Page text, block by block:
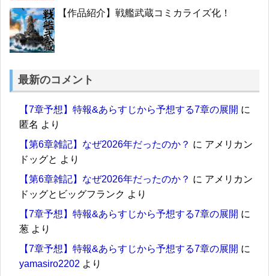
【作品紹介】戦艦武蔵コミカライズ化！
最新のコメント
【7章予想】特報&あらすじから予想する7章の展開 に
匿名 より
【第6章雑記】なぜ2026年だったのか？ に アメリカン
ドッグと より
【第6章雑記】なぜ2026年だったのか？ に アメリカン
ドッグとビッグフランク より
【7章予想】特報&あらすじから予想する7章の展開 に
葱 より
【7章予想】特報&あらすじから予想する7章の展開 に
yamasiro2202 より